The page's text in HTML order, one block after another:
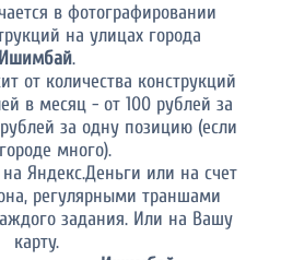
в фотографировании
на улицах города
Ишимбай.
от количества конструкций
в месяц - от 100 рублей за
за одну позицию (если
много).
Яндекс.Деньги или на счет
регулярными траншами
задания. Или на Вашу
карту.